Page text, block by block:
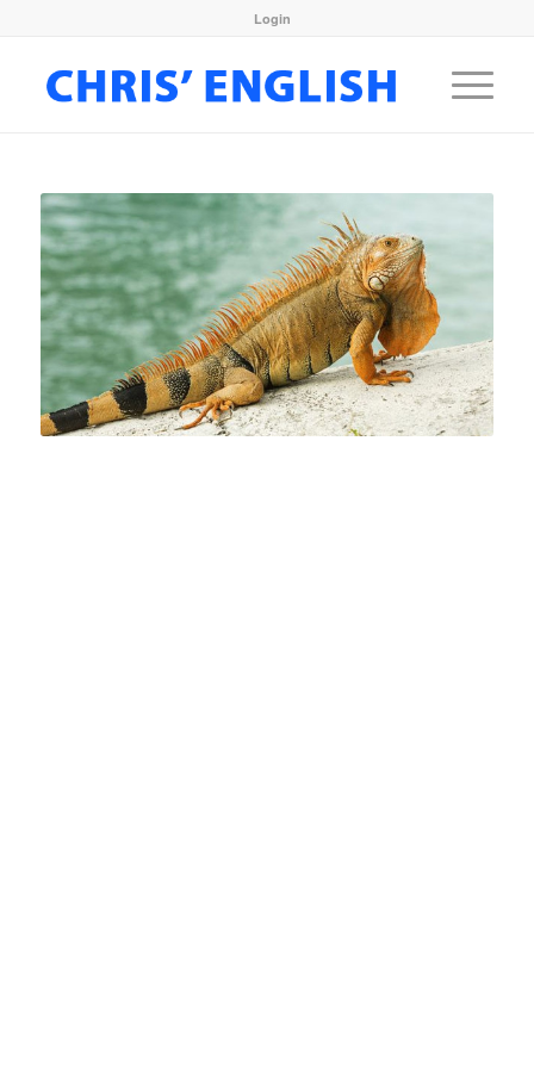
Login